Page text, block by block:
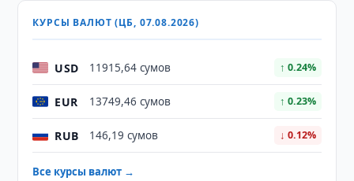
КУРСЫ ВАЛЮТ (ЦБ, 07.08.2026)
USD 11915,64 сумов ↑ 0.24%
EUR 13749,46 сумов ↑ 0.23%
RUB 146,19 сумов ↓ 0.12%
Все курсы валют →